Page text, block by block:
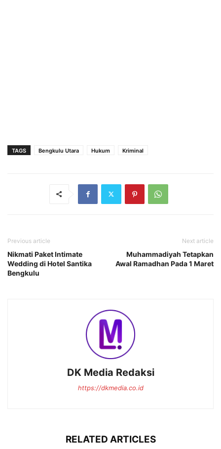
TAGS Bengkulu Utara Hukum Kriminal
Previous article
Nikmati Paket Intimate
Wedding di Hotel Santika
Bengkulu
Next article
Muhammadiyah Tetapkan
Awal Ramadhan Pada 1 Maret
DK Media Redaksi
https://dkmedia.co.id
RELATED ARTICLES